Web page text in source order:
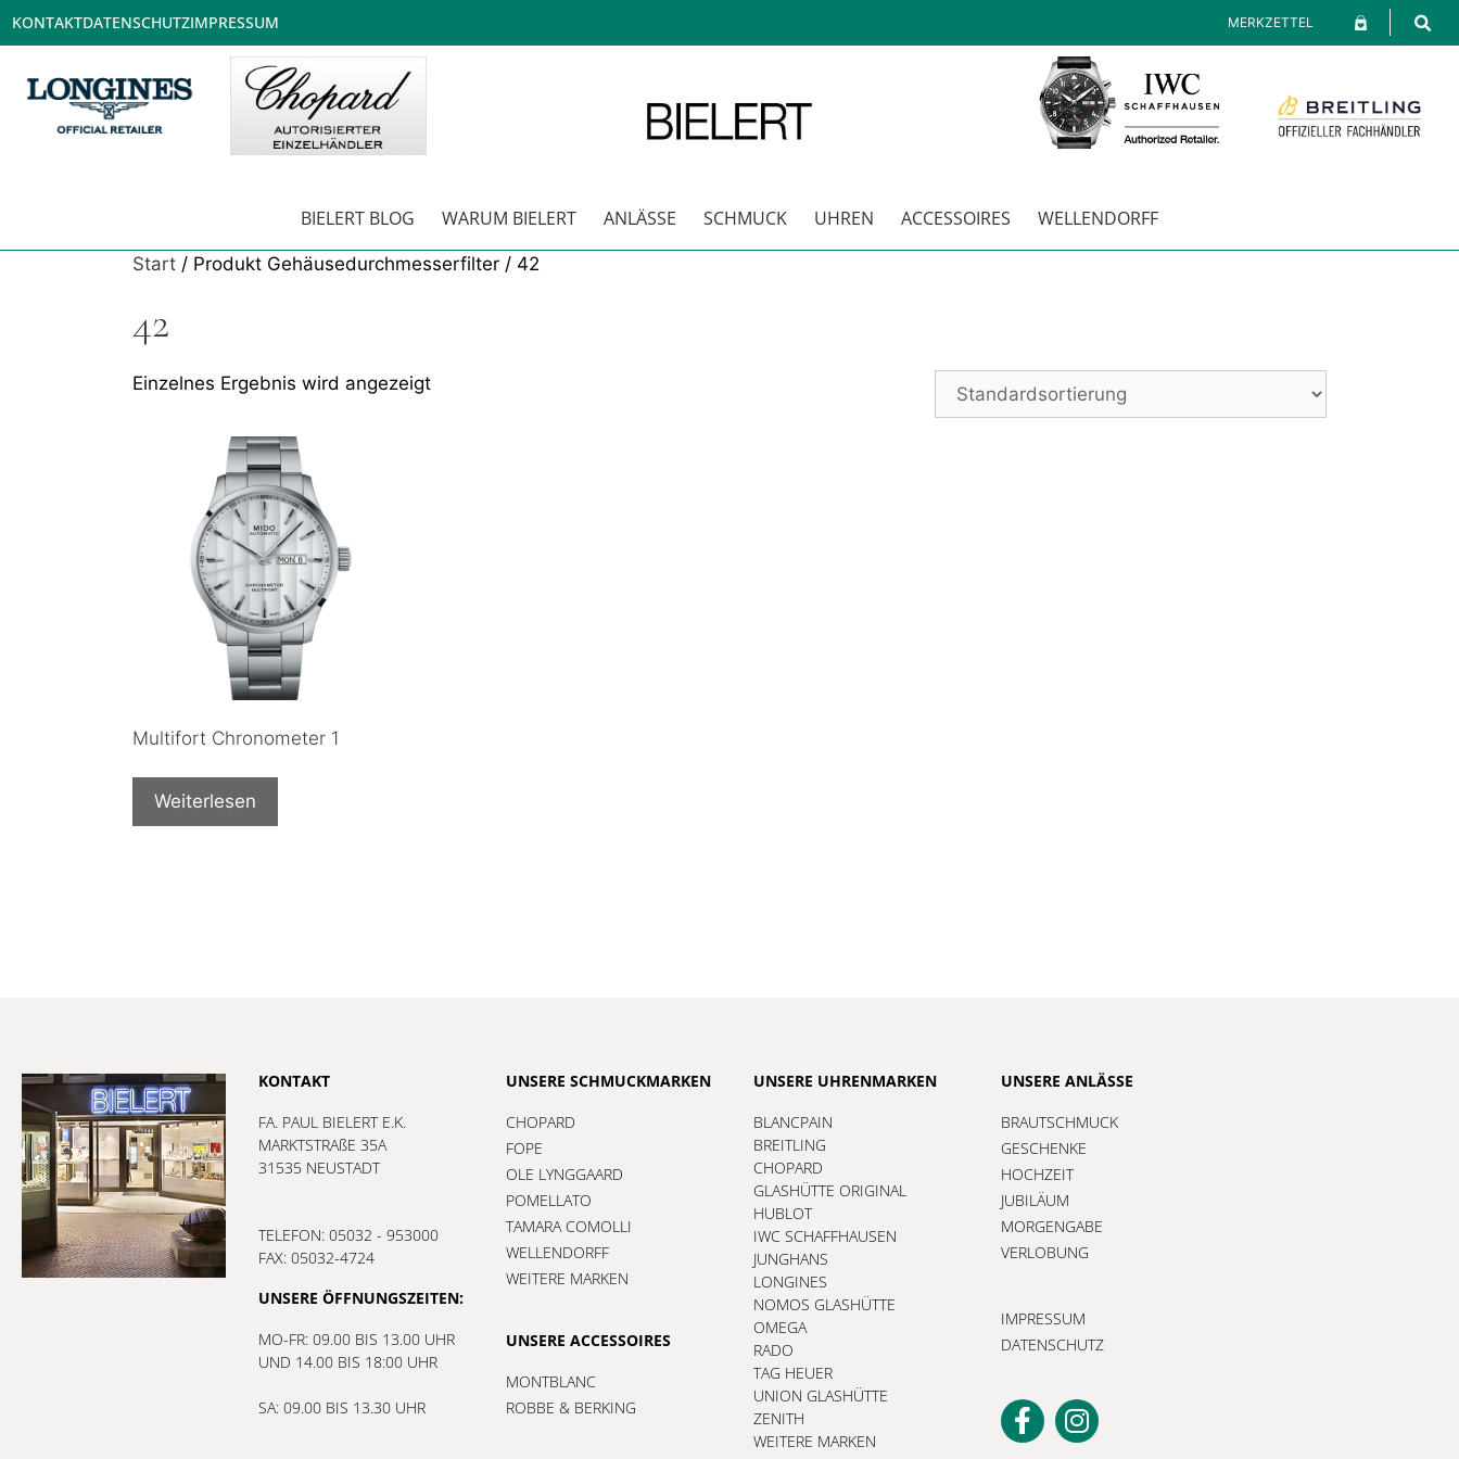
KONTAKTDATENSCHUTZIMPRESSUM MERKZETTEL
BIELERT BLOG WARUM BIELERT ANLÄSSE SCHMUCK UHREN ACCESSOIRES WELLENDORFF
Start / Produkt Gehäusedurchmesserfilter / 42
42
Einzelnes Ergebnis wird angezeigt
Multifort Chronometer 1
Weiterlesen
KONTAKT
FA. PAUL BIELERT E.K.
MARKTSTRAßE 35A
31535 NEUSTADT
TELEFON: 05032 - 953000
FAX: 05032-4724
UNSERE ÖFFNUNGSZEITEN:
MO-FR: 09.00 BIS 13.00 UHR
UND 14.00 BIS 18:00 UHR
SA: 09.00 BIS 13.30 UHR
UNSERE SCHMUCKMARKEN
CHOPARD
FOPE
OLE LYNGGAARD
POMELLATO
TAMARA COMOLLI
WELLENDORFF
WEITERE MARKEN
UNSERE ACCESSOIRES
MONTBLANC
ROBBE & BERKING
UNSERE UHRENMARKEN
BLANCPAIN
BREITLING
CHOPARD
GLASHÜTTE ORIGINAL
HUBLOT
IWC SCHAFFHAUSEN
JUNGHANS
LONGINES
NOMOS GLASHÜTTE
OMEGA
RADO
TAG HEUER
UNION GLASHÜTTE
ZENITH
WEITERE MARKEN
UNSERE ANLÄSSE
BRAUTSCHMUCK
GESCHENKE
HOCHZEIT
JUBILÄUM
MORGENGABE
VERLOBUNG
IMPRESSUM
DATENSCHUTZ